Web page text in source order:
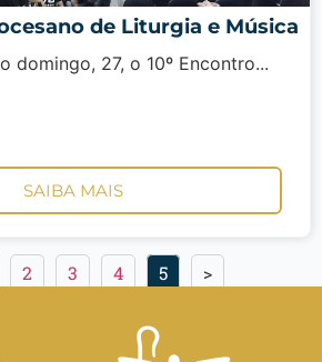
de Liturgia e Música
domingo, 27, o 10º Encontro...
SAIBA MAIS
2 3 4 5 >